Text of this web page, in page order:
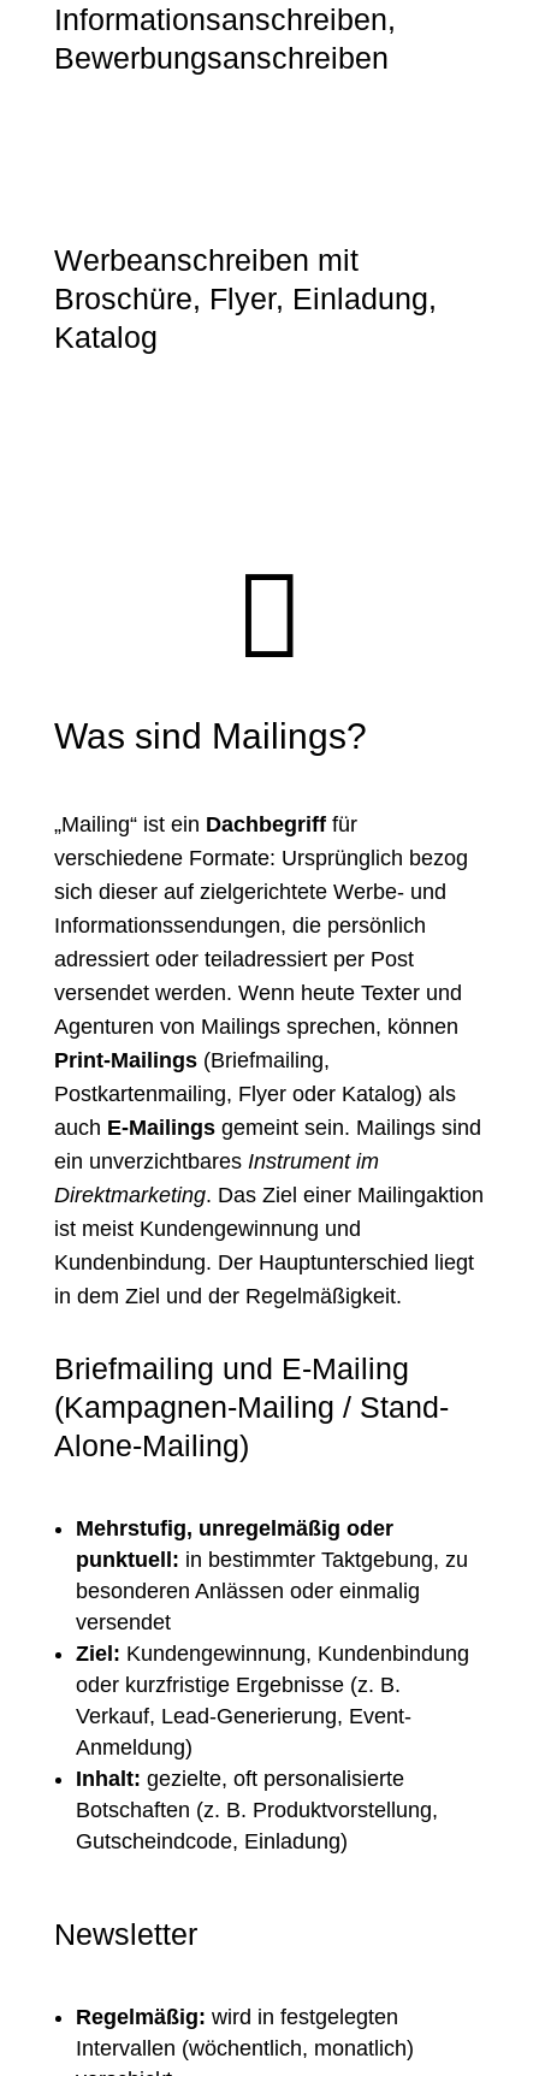
Informationsanschreiben,
Bewerbungsanschreiben
Werbeanschreiben mit
Broschüre, Flyer, Einladung,
Katalog

Was sind Mailings?
„Mailing“ ist ein Dachbegrifffür
verschiedene Formate: Ursprünglich bezog
sich dieser auf zielgerichtete Werbe- und
Informationssendungen, die persönlich
adressiert oder teiladressiert per Post
versendet werden. Wenn heute Texter und
Agenturen von Mailings sprechen, können
Print-Mailings(Briefmailing,
Postkartenmailing, Flyer oder Katalog) als
auch E-Mailingsgemeint sein. Mailings sind
ein unverzichtbares Instrument im
Direktmarketing. Das Ziel einer Mailingaktion
ist meist Kundengewinnung und
Kundenbindung. Der Hauptunterschied liegt
in dem Ziel und der Regelmäßigkeit.
Briefmailing und E-Mailing
(Kampagnen-Mailing / Stand-
Alone-Mailing)
Mehrstufig, unregelmäßig oder
punktuell: in bestimmter Taktgebung, zu
besonderen Anlässen oder einmalig
versendet
Ziel: Kundengewinnung, Kundenbindung
oder kurzfristige Ergebnisse (z. B.
Verkauf, Lead-Generierung, Event-
Anmeldung)
Inhalt: gezielte, oft personalisierte
Botschaften (z. B. Produktvorstellung,
Gutscheindcode, Einladung)
Newsletter
Regelmäßig: wird in festgelegten
Intervallen (wöchentlich, monatlich)